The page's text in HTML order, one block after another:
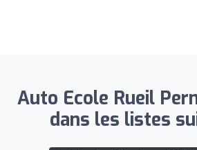
Auto Ecole Rueil
dans les listes